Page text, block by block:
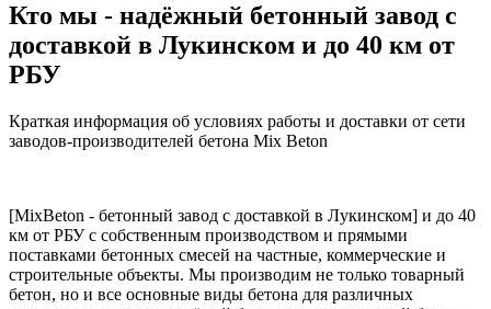
Кто мы - надёжный бетонный завод с
доставкой в Лукинском и до 40 км от
РБУ
Краткая информация об условиях работы и доставки от сети
заводов-производителей бетона Mix Beton
[MixBeton - бетонный завод с доставкой в Лукинском] и до 40
км от РБУ с собственным производством и прямыми
поставками бетонных смесей на частные, коммерческие и
строительные объекты. Мы производим не только товарный
бетон, но и все основные виды бетона для различных